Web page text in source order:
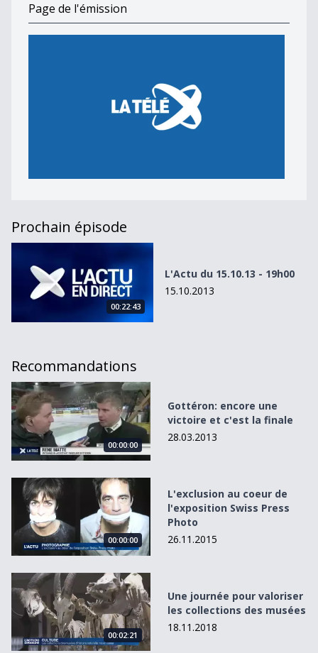
Page de l'émission
Prochain épisode
L&#039;Actu du 15.10.13 - 19h00
00:22:43
L'Actu du 15.10.13 - 19h00
15.10.2013
Recommandations
Gottéron: encore une victoire et c&#039;est la finale
00:00:00
Gottéron: encore une
victoire et c'est la finale
28.03.2013
L&#039;exclusion au coeur de l&#039;exposition Swiss
00:00:00
L'exclusion au coeur de
l'exposition Swiss Press
Photo
26.11.2015
Une journée pour valoriser les collections des musées
00:02:21
Une journée pour valoriser
les collections des musées
18.11.2018